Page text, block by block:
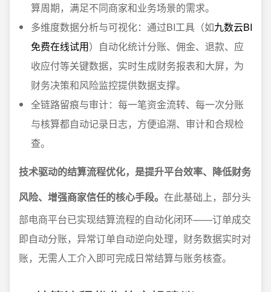
算周期，满足不同商家和业务场景的需求。
多维度数据分析与可视化：通过BI工具（如九数云BI
免费在线试用）自动化统计分账、佣金、退款、应
收应付等关键数据，实时生成财务报表和大屏，为
财务决策和风险监控提供数据支撑。
全链路留痕与审计：每一笔资金流转、每一次分账
与核算都自动记录日志，方便追溯、审计和合规检
查。
技术驱动的结算流程优化，是提升平台效率、降低财务
风险、增强商家信任的核心手段。 在此基础上，部分头
部电商平台已实现结算流程的自动化闭环——订单成交
即自动分账，异常订单自动逆向处理，财务数据实时对
账，无需人工介入即可完成日常结算与账务核查。